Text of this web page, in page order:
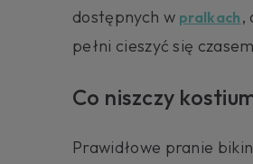
dostępnych w pralkach ,
pełni cieszyć się
Co niszczy
Prawidłowe pranie